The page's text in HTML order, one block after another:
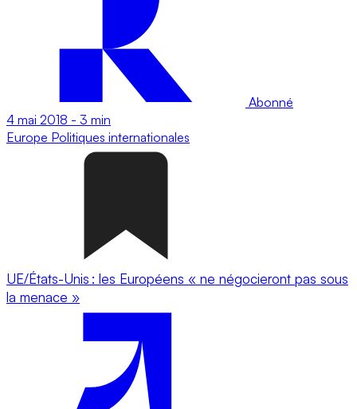
Abonné
4 mai 2018 - 3 min
Europe Politiques internationales
UE/États-Unis : les Européens « ne négocieront pas sous
la menace »